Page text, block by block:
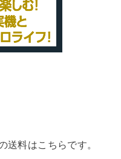
送料はこちらです。